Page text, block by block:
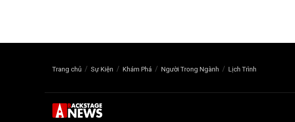
Trang chủ Sự Kiện Khám Phá Người Trong Ngành Lịch Trình